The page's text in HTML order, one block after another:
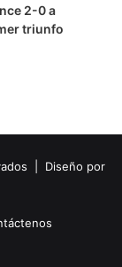
2-0 a
triunfo
| Diseño por